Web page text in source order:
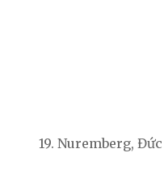
19. Nuremberg, Đức